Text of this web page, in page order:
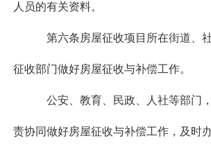
人员的有关资料。
第六条房屋征收项目所在街道、
征收部门做好房屋征收与补偿工作。
公安、教育、民政、人社等部门
责协同做好房屋征收与补偿工作，及时